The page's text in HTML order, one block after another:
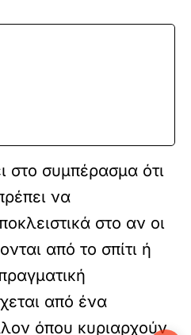
στο συμπέρασμα ότι
να
στο αν οι
από το σπίτι ή
από ένα
όπου κυριαρχούν